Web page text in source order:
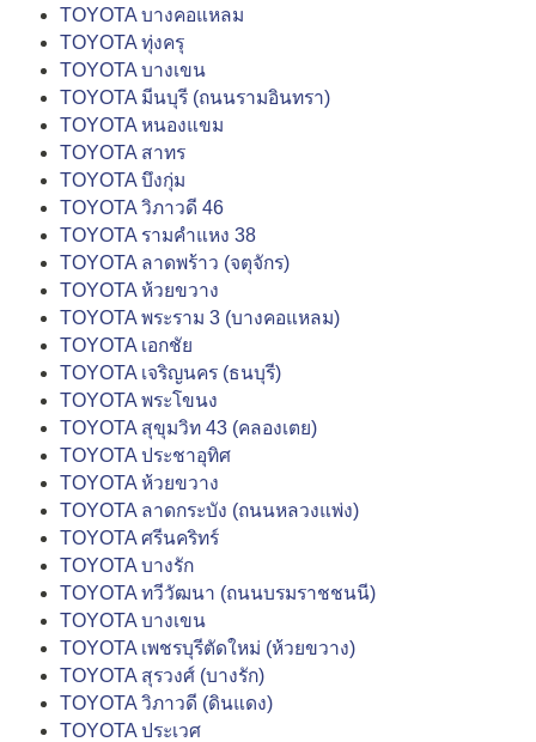
TOYOTA บางคอแหลม
TOYOTA ทุ่งครุ
TOYOTA บางเขน
TOYOTA มีนบุรี (ถนนรามอินทรา)
TOYOTA หนองแขม
TOYOTA สาทร
TOYOTA บึงกุ่ม
TOYOTA วิภาวดี 46
TOYOTA รามคำแหง 38
TOYOTA ลาดพร้าว (จตุจักร)
TOYOTA ห้วยขวาง
TOYOTA พระราม 3 (บางคอแหลม)
TOYOTA เอกชัย
TOYOTA เจริญนคร (ธนบุรี)
TOYOTA พระโขนง
TOYOTA สุขุมวิท 43 (คลองเตย)
TOYOTA ประชาอุทิศ
TOYOTA ห้วยขวาง
TOYOTA ลาดกระบัง (ถนนหลวงแพ่ง)
TOYOTA ศรีนคริทร์
TOYOTA บางรัก
TOYOTA ทวีวัฒนา (ถนนบรมราชชนนี)
TOYOTA บางเขน
TOYOTA เพชรบุรีตัดใหม่ (ห้วยขวาง)
TOYOTA สุรวงศ์ (บางรัก)
TOYOTA วิภาวดี (ดินแดง)
TOYOTA ประเวศ